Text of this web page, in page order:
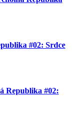
#02: Srdce
Republika #02: